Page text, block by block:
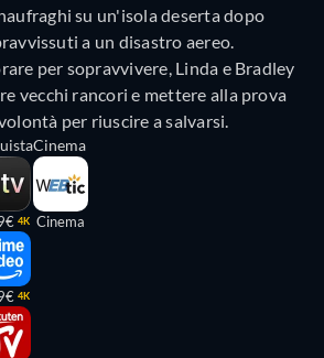
su un'isola deserta dopo
a un disastro aereo.
per sopravvivere, Linda e Bradley
vecchi rancori e mettere alla prova
per riuscire a salvarsi.
4K
4K
Cinema
Cinema